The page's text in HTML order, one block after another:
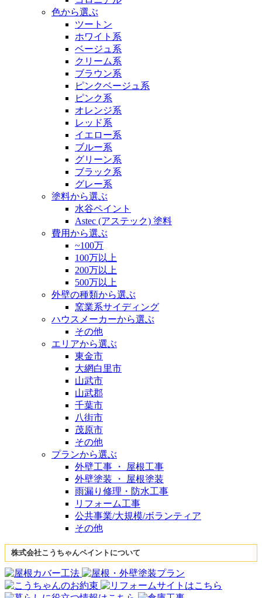
色から選ぶ
ツートン
ホワイト系
ベージュ系
クリーム系
ブラウン系
ピンクベージュ系
ピンク系
オレンジ系
レッド系
イエロー系
ブルー系
グリーン系
ブラック系
グレー系
塗料から選ぶ
水谷ペイント
Astec (アステック) 塗料
費用から選ぶ
~100万
100万以上
200万以上
500万以上
外壁の種類から選ぶ
窯業系サイディング
ハウスメーカーから選ぶ
その他
エリアから選ぶ
東金市
大網白里市
山武市
山武郡
千葉市
八街市
茂原市
その他
プランから選ぶ
外壁工事 ・ 屋根工事
外壁塗装 ・ 屋根塗装
雨漏り修理・防水工事
リフォーム工事
公共事業/大規模/ボランティア
その他
株式会社こうちゃんペイントについて